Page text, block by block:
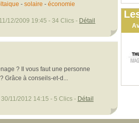
- solaire - économie
12/2009 19:45 - 34 Clics - Détail
? Il vous faut une personne
à conseils-et-d...
11/2012 14:15 - 5 Clics - Détail